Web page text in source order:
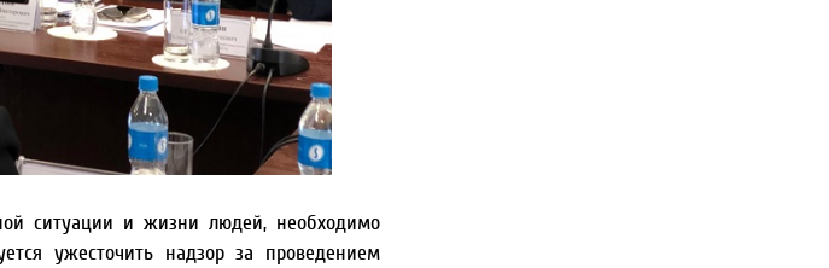
ситуации и жизни людей, необходимо
ужесточить надзор за проведением